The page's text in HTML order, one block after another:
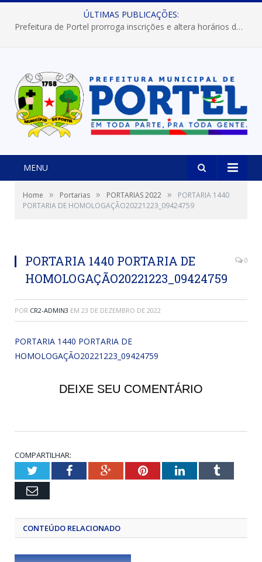
ÚLTIMAS PUBLICAÇÕES:
Prefeitura de Portel prorroga inscrições e altera horários dos concursos “Musa” e “Miss Mix Verão 2026”
MENU
Home » Portarias » PORTARIAS 2022 »
PORTARIA 1440
PORTARIA DE HOMOLOGAÇÃO20221223_09424759
PORTARIA 1440 PORTARIA DE
HOMOLOGAÇÃO20221223_09424759
0
POR CR2-ADMIN3 EM 23 DE DEZEMBRO DE 2022
PORTARIA 1440 PORTARIA DE
HOMOLOGAÇÃO20221223_09424759
DEIXE SEU COMENTÁRIO
COMPARTILHAR:
TwitterFacebookGoogle+PinterestLinkedInTumblr
Email
CONTEÚDO RELACIONADO